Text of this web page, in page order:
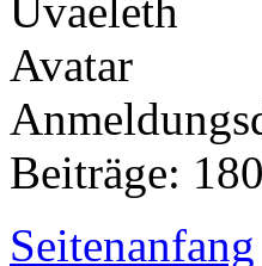
Beiträge: 180
Seitenanfang